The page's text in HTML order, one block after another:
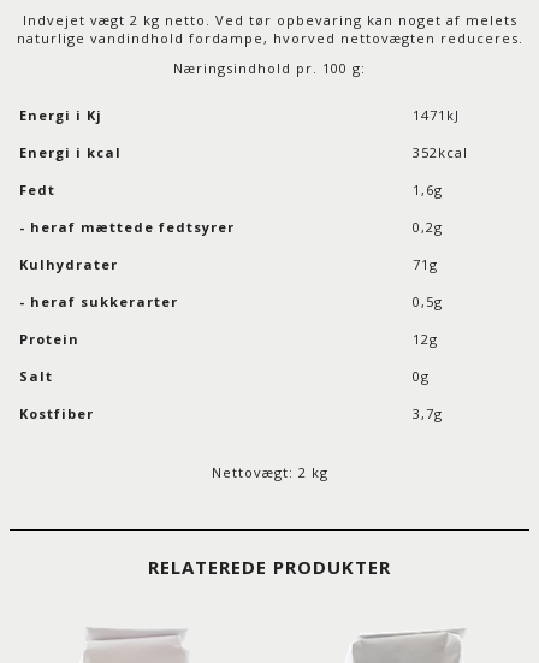
Indvejet vægt 2 kg netto. Ved tør opbevaring kan noget af melets
naturlige vandindhold fordampe, hvorved nettovægten reduceres.
Næringsindhold pr. 100 g:
Energi i Kj 1471kJ
Energi i kcal 352kcal
Fedt 1,6g
- heraf mættede fedtsyrer 0,2g
Kulhydrater 71g
- heraf sukkerarter 0,5g
Protein 12g
Salt 0g
Kostfiber 3,7g
Nettovægt: 2 kg
RELATEREDE PRODUKTER